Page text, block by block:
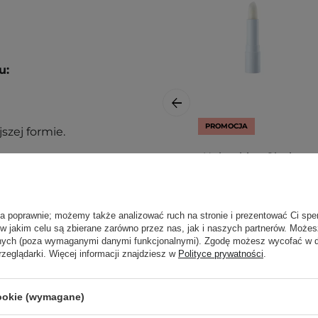
formie.
po toniku i serum.
zarówno rano, jak i
Zajrzyj do naszego
PROMOCJA
Unleashia - Glacier
Brokatem - No.1
Snow Frost - 3,3g
38,00 zł
poprawnie; możemy także analizować ruch na stronie i prezentować Ci
jakim celu są zbierane zarówno przez nas, jak i naszych partnerów.
(poza wymaganymi danymi funkcjonalnymi). Zgodę możesz wycofać w
Więcej informacji znajdziesz w Polityce prywatności.
(wymagane)